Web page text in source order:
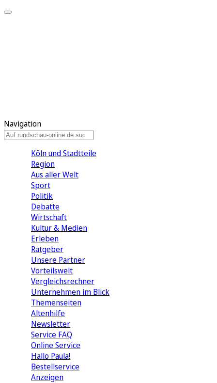
Navigation
Köln und Stadtteile
Region
Aus aller Welt
Sport
Politik
Debatte
Wirtschaft
Kultur & Medien
Erleben
Ratgeber
Unsere Partner
Vorteilswelt
Vergleichsrechner
Unternehmen im Blick
Themenseiten
Altenhilfe
Newsletter
Service FAQ
Online Service
Hallo Paula!
Bestellservice
Anzeigen